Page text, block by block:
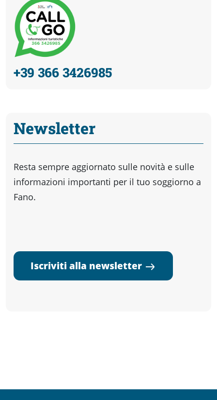
+39 366 3426985
Newsletter
Resta sempre aggiornato sulle novità e sulle
informazioni importanti per il tuo soggiorno a
Fano.
Iscriviti alla newsletter